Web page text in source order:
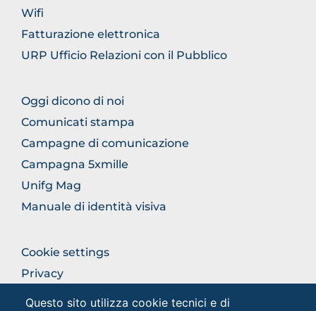
Questo sito utilizza cookie tecnici e di
Wifi
Fatturazione elettronica
URP Ufficio Relazioni con il Pubblico
FOOTER
COMUNICAZIONE
Oggi dicono di noi
Comunicati stampa
Campagne di comunicazione
Campagna 5xmille
Unifg Mag
Manuale di identità visiva
FOOTER
COLONNA
DESTRA
Cookie settings
Privacy